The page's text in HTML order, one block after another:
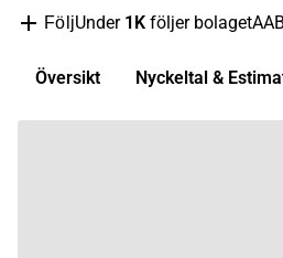
FöljUnder 1K följer bolagetAAB
Översikt Nyckeltal &